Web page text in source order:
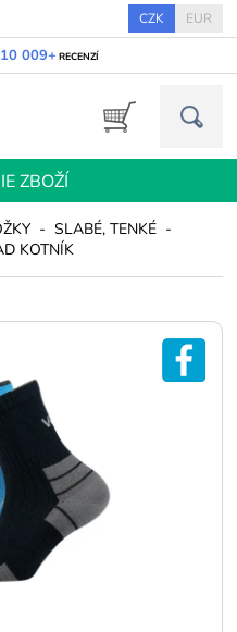
CZK EUR
10 009+ RECENZÍ
ZBOŽÍ
- SLABÉ, TENKÉ -
KOTNÍK